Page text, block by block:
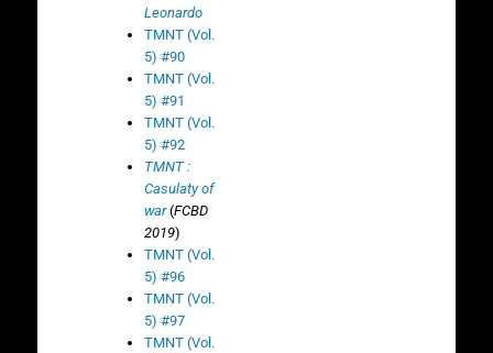
Leonardo
TMNT (Vol.
5) #90
TMNT (Vol.
5) #91
TMNT (Vol.
5) #92
TMNT :
Casulaty of
war (FCBD
2019)
TMNT (Vol.
5) #96
TMNT (Vol.
5) #97
TMNT (Vol.